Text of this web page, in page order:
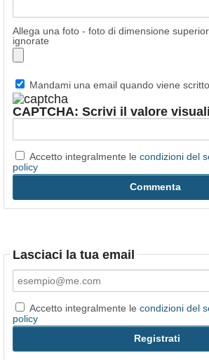
Allega una foto - foto di dimensione
ignorate
Mandami una email quando viene
CAPTCHA: Scrivi il valore
Accetto integralmente le condizioni del
policy
Lasciaci la tua email
Accetto integralmente le condizioni del
policy